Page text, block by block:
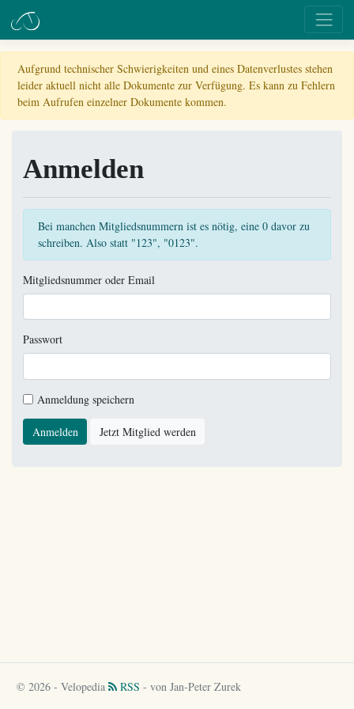
Aufgrund technischer Schwierigkeiten und eines Datenverlustes stehen
leider aktuell nicht alle Dokumente zur Verfügung. Es kann zu Fehlern
beim Aufrufen einzelner Dokumente kommen.
Anmelden
Bei manchen Mitgliedsnummern ist es nötig, eine 0 davor zu
schreiben. Also statt "123", "0123".
Mitgliedsnummer oder Email
Passwort
Anmeldung speichern
Anmelden Jetzt Mitglied werden
© 2026 - Velopedia RSS - von Jan-Peter Zurek